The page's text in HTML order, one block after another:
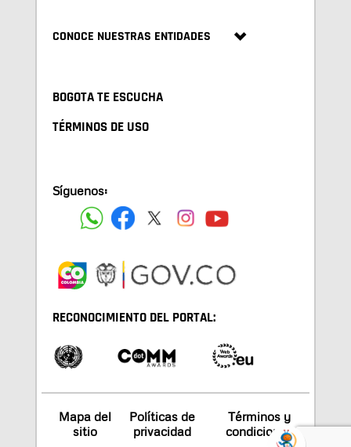
CONOCE NUESTRAS ENTIDADES
BOGOTA TE ESCUCHA
TÉRMINOS DE USO
Síguenos:
RECONOCIMIENTO DEL PORTAL:
Mapa del
sitio
Políticas de
privacidad
Términos y
condiciones